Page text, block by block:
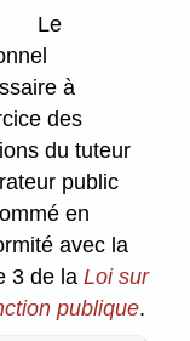
Le
à
des
du tuteur
public
en
avec la
3 de la Loi sur
publique.